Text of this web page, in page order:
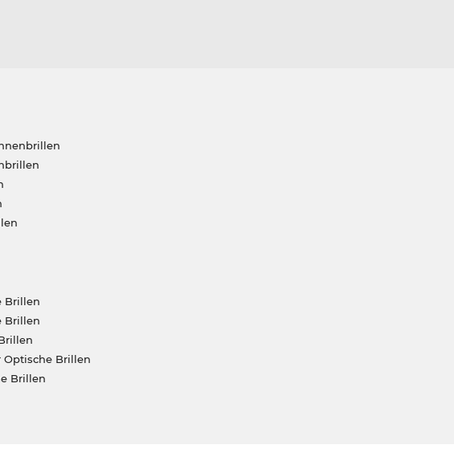
Brillen
Brillen
Brillen
Brillen